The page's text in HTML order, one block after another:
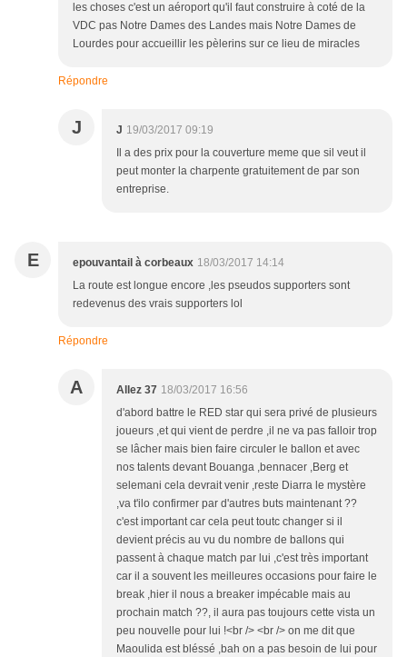
les choses c'est un aéroport qu'il faut construire à coté de la
VDC pas Notre Dames des Landes mais Notre Dames de
Lourdes pour accueillir les pèlerins sur ce lieu de miracles
Répondre
J J 19/03/2017 09:19
Il a des prix pour la couverture meme que sil veut il
peut monter la charpente gratuitement de par son
entreprise.
E epouvantail à corbeaux 18/03/2017 14:14
La route est longue encore ,les pseudos supporters sont
redevenus des vrais supporters lol
Répondre
A Allez 37 18/03/2017 16:56
d'abord battre le RED star qui sera privé de plusieurs
joueurs ,et qui vient de perdre ,il ne va pas falloir trop
se lâcher mais bien faire circuler le ballon et avec
nos talents devant Bouanga ,bennacer ,Berg et
selemani cela devrait venir ,reste Diarra le mystère
,va t'ilo confirmer par d'autres buts maintenant ??
c'est important car cela peut toutc changer si il
devient précis au vu du nombre de ballons qui
passent à chaque match par lui ,c'est très important
car il a souvent les meilleures occasions pour faire le
break ,hier il nous a breaker impécable mais au
prochain match ??, il aura pas toujours cette vista un
peu nouvelle pour lui !<br /> <br /> on me dit que
Maoulida est bléssé ,bah on a pas besoin de lui pour